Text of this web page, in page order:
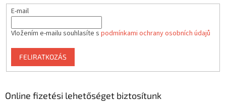
E-mail
Vložením e-mailu souhlasíte s podmínkami ochrany osobních údajů
FELIRATKOZÁS
Online fizetési lehetőséget biztosítunk